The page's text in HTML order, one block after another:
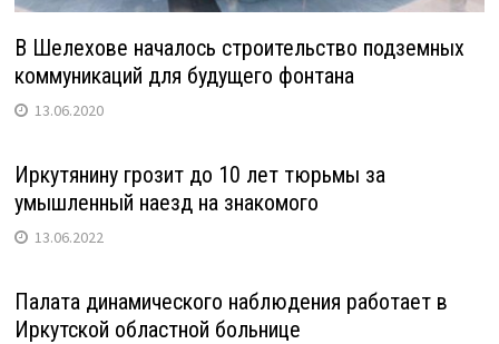
В Шелехове началось строительство подземных
коммуникаций для будущего фонтана
13.06.2020
Иркутянину грозит до 10 лет тюрьмы за
умышленный наезд на знакомого
13.06.2022
Палата динамического наблюдения работает в
Иркутской областной больнице